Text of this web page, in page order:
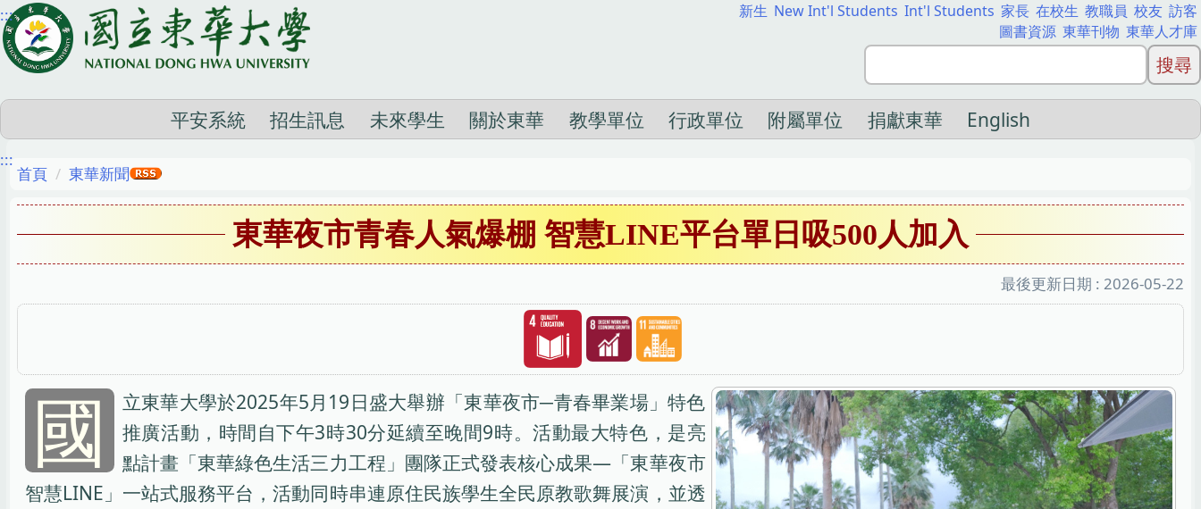
跳
到
主
容
區
::: 新生 New Int'l Students Int'l Students 家長 在校生 教職員 校友 訪客
圖書資源 東華刊物 東華人才庫
平安系統 招生訊息 未來學生 關於東華 教學單位 行政單位 附屬單位 捐獻東華 English
:::
首頁 東華新聞
東華夜市青春人氣爆棚 智慧LINE平台單日吸500人加入
最後更新日期 : 2026-05-22
國
立東華大學於2025年5月19日盛大舉辦「東華夜市─青春畢業場」特色
推廣活動，時間自下午3時30分延續至晚間9時。活動最大特色，是亮
點計畫「東華綠色生活三力工程」團隊正式發表核心成果—「東華夜市
智慧LINE」一站式服務平台，活動同時串連原住民族學生全民原教歌舞展演，並透